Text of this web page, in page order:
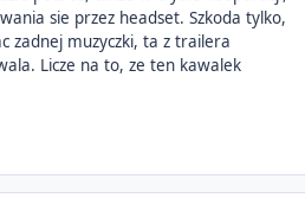
sie przez headset. Szkoda tylko,
zadnej muzyczki, ta z trailera
Licze na to, ze ten kawalek